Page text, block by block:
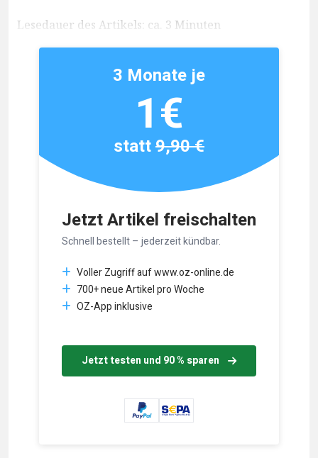
Lesedauer des Artikels: ca. 3 Minuten
Jetzt Artikel freischalten
Schnell bestellt – jederzeit kündbar.
Voller Zugriff auf www.oz-online.de
700+ neue Artikel pro Woche
OZ-App inklusive
Jetzt testen und 90 % sparen
3 Monate je
1€
statt9,90 €